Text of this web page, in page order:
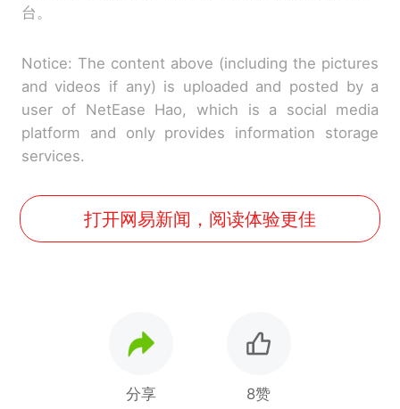
台。
Notice: The content above (including the pictures
and videos if any) is uploaded and posted by a
user of NetEase Hao, which is a social media
platform and only provides information storage
services.
打开网易新闻，阅读体验更佳
分享 8赞